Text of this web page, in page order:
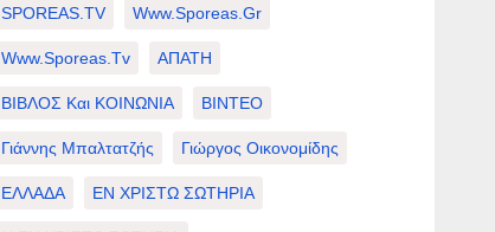
SPOREAS.TV Www.sporeas.gr
Www.sporeas.tv ΑΠΑΤΗ
ΒΙΒΛΟΣ Και ΚΟΙΝΩΝΙΑ ΒΙΝΤΕΟ
Γιάννης Μπαλτατζής Γιώργος Οικονομίδης
ΕΛΛΑΔΑ ΕΝ ΧΡΙΣΤΩ ΣΩΤΗΡΙΑ